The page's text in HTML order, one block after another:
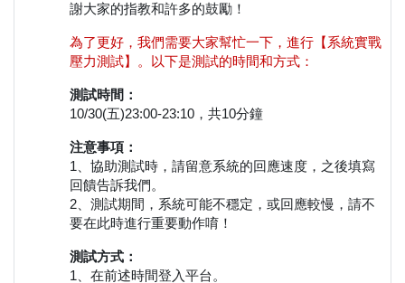
謝大家的指教和許多的鼓勵！
為了更好，我們需要大家幫忙一下，進行【系統實戰
壓力測試】。以下是測試的時間和方式：
測試時間：
10/30(五)23:00-23:10，共10分鐘
注意事項：
1、協助測試時，請留意系統的回應速度，之後填寫
回饋告訴我們。
2、測試期間，系統可能不穩定，或回應較慢，請不
要在此時進行重要動作唷！
測試方式：
1、在前述時間登入平台。